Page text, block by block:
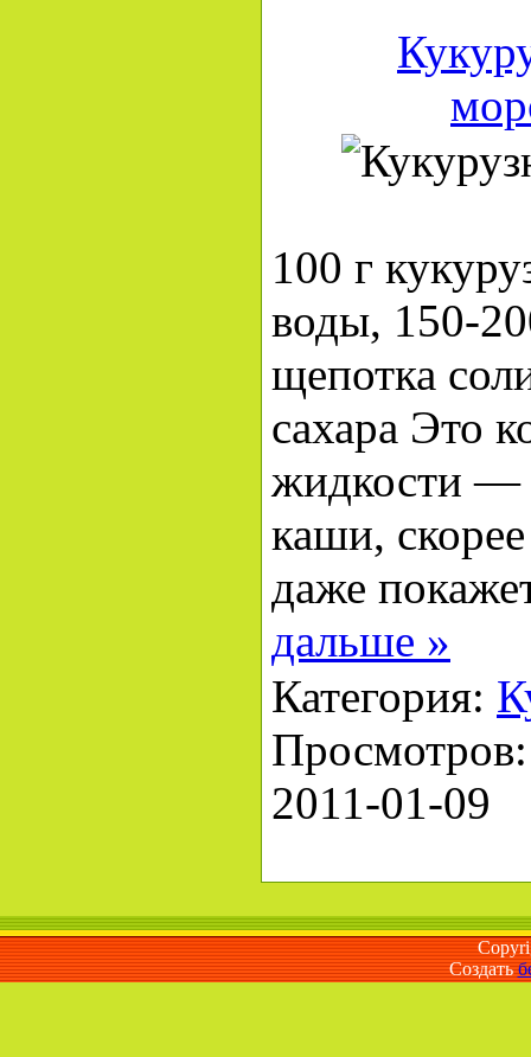
100 г
воды, 150-
щепотка
сахара Это
жидкости —
каши,
даже
дальше »
Категория:
2011-01-09
Создать